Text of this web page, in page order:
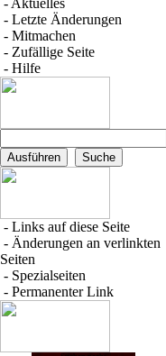
- Aktuelles
- Letzte Änderungen
- Mitmachen
- Zufällige Seite
- Hilfe
- Links auf diese Seite
- Änderungen an verlinkten
Seiten
- Spezialseiten
- Permanenter Link